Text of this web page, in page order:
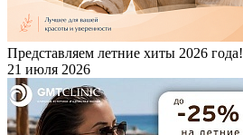
Представляем летние хиты 2026 года!
21 июля 2026